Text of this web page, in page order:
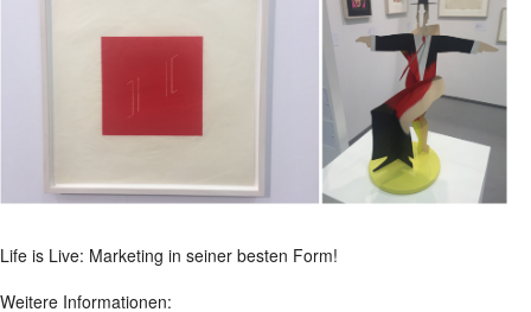
Life is Live: Marketing in seiner besten Form!
Weitere Informationen: